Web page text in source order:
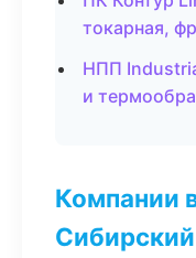
токарная,
НПП
и
Компании